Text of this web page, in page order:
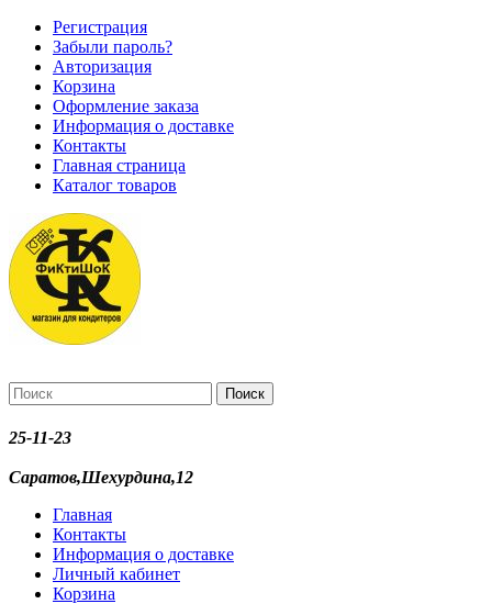
Регистрация
Забыли пароль?
Авторизация
Корзина
Оформление заказа
Информация о доставке
Контакты
Главная страница
Каталог товаров
Поиск
25-11-23
Саратов,Шехурдина,12
Главная
Контакты
Информация о доставке
Личный кабинет
Корзина